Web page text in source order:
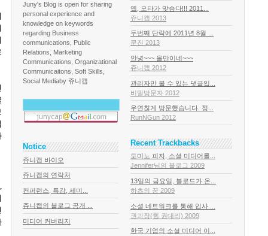
,
Juny's Blog is open for sharing
personal experience and
knowledge on keywords
regarding Business
communications, Public
Relations, Marketing
Communications, Organizational
Communicaitons, Soft Skills,
Social Mediaby 쥬니캡
Notice
쥬니캡 바이오
쥬니캡의 연락처
컨퍼런스, 특강, 세미...
쥬니캡의 블로그 공개 ...
미디어 커버리지
옙, 오타가 맞슴다!!! 2011...
쥬니캡 2013
두번째 단락에 2011년 8월 ...
문진 2013
안녕~~~ 올만이네~~~
쥬니캡 2012
관리자만 볼 수 있는 댓글입...
비밀방문자 2012
우연찮게 방문했습니다. 정...
RunNGun 2012
Recent Trackbacks
도미노 피자, 소셜 미디어를...
Jennifer님의 블로그 2009
13일의 금요일, 블로드가 온...
하츠의 꿈 2009
소셜 네트워크를 통해 입사 ...
권과장(舊 권대리) 2009
한국 기업의 소셜 미디어 이...